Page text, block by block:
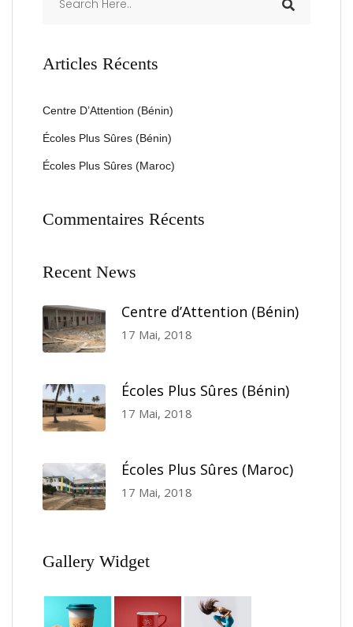
Articles Récents
Centre D’Attention (Bénin)
Écoles Plus Sûres (Bénin)
Écoles Plus Sûres (Maroc)
Commentaires Récents
Recent News
Centre d’Attention (Bénin)
17 Mai, 2018
Écoles Plus Sûres (Bénin)
17 Mai, 2018
Écoles Plus Sûres (Maroc)
17 Mai, 2018
Gallery Widget